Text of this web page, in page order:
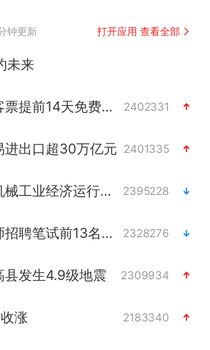
钟更新 打开应用 查看全部
未来
东航：国内客票提前14天免费退改 2402331
进出口超30万亿元 2401335
上半年我国机械工业经济运行稳中有进 2395228
官方通报教师招聘笔试前13名被淘汰 2328276
县发生4.9级地震 2309934
涨 2183340